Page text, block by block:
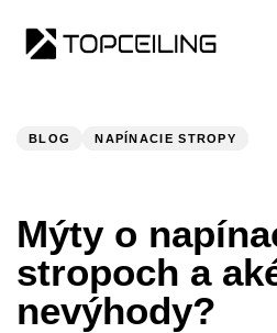
BLOG NAPÍNACIE STROPY
Mýty o
stropoch a
nevýhody?